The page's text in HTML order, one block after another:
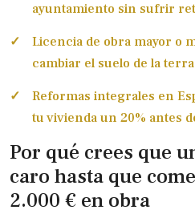
ayuntamiento sin sufrir
Licencia de obra mayor o
cambiar el suelo de la
Reformas integrales en
tu vivienda un 20% antes
Por qué crees que
caro hasta que
2.000 € en obra